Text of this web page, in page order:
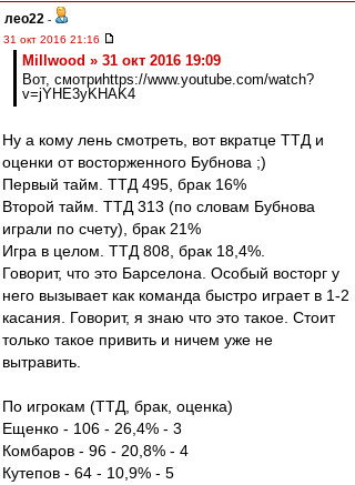
лео22 -
31 окт 2016 21:16
Millwood » 31 окт 2016 19:09
Вот, смотриhttps://www.youtube.com/watch?
v=jYHE3yKHAK4
Ну а кому лень смотреть, вот вкратце ТТД и
оценки от восторженного Бубнова ;)
Первый тайм. ТТД 495, брак 16%
Второй тайм. ТТД 313 (по словам Бубнова
играли по счету), брак 21%
Игра в целом. ТТД 808, брак 18,4%.
Говорит, что это Барселона. Особый восторг у
него вызывает как команда быстро играет в 1-2
касания. Говорит, я знаю что это такое. Стоит
только такое привить и ничем уже не
вытравить.
По игрокам (ТТД, брак, оценка)
Ещенко - 106 - 26,4% - 3
Комбаров - 96 - 20,8% - 4
Кутепов - 64 - 10,9% - 5